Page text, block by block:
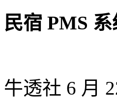
民宿 PMS
牛透社 6 月